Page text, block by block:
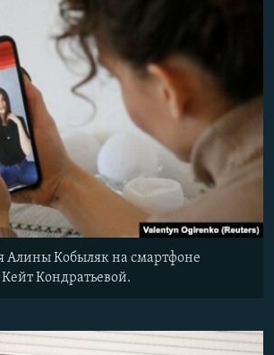
Алины Кобыляк на смартфоне
Кондратьевой.